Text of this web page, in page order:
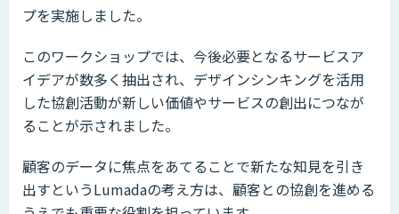
プを実施しました。
このワークショップでは、今後必要となるサービスア
イデアが数多く抽出され、デザインシンキングを活用
した協創活動が新しい価値やサービスの創出につなが
ることが示されました。
顧客のデータに焦点をあてることで新たな知見を引き
出すというLumadaの考え方は、顧客との協創を進める